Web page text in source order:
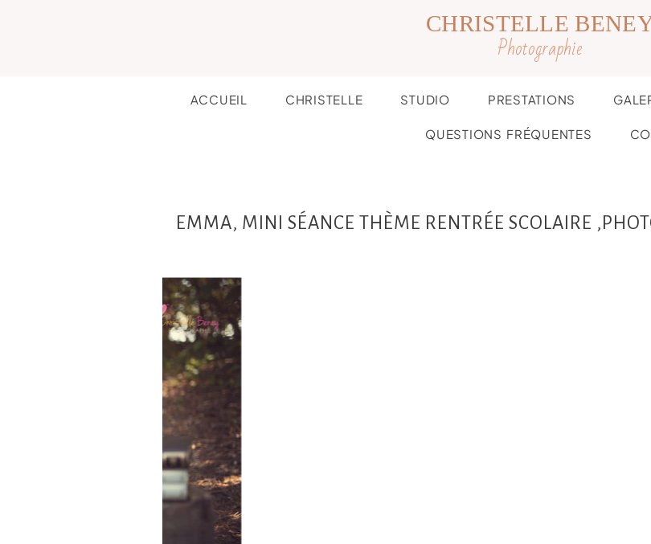
Photographie
CHRISTELLE
ACCUEIL CHRISTELLE STUDIO PRESTATIONS
QUESTIONS FRÉQUENTES
EMMA, MINI SÉANCE THÈME RENTRÉE SCOLAIRE